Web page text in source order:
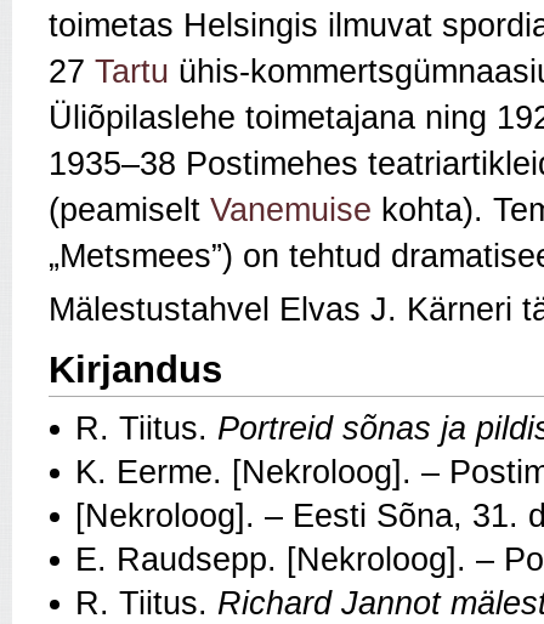
toimetas Helsingis ilmuvat
27 Tartu ühis-
Üliõpilaslehe toimetajana ning
1935–38 Postimehes
(peamiselt Vanemuise kohta).
„Metsmees”) on tehtud
Mälestustahvel Elvas J. Kärneri
Kirjandus
R. Tiitus. Portreid sõnas ja
K. Eerme. [Nekroloog]. –
[Nekroloog]. – Eesti Sõna, 31.
E. Raudsepp. [Nekroloog]. –
R. Tiitus. Richard Jannot